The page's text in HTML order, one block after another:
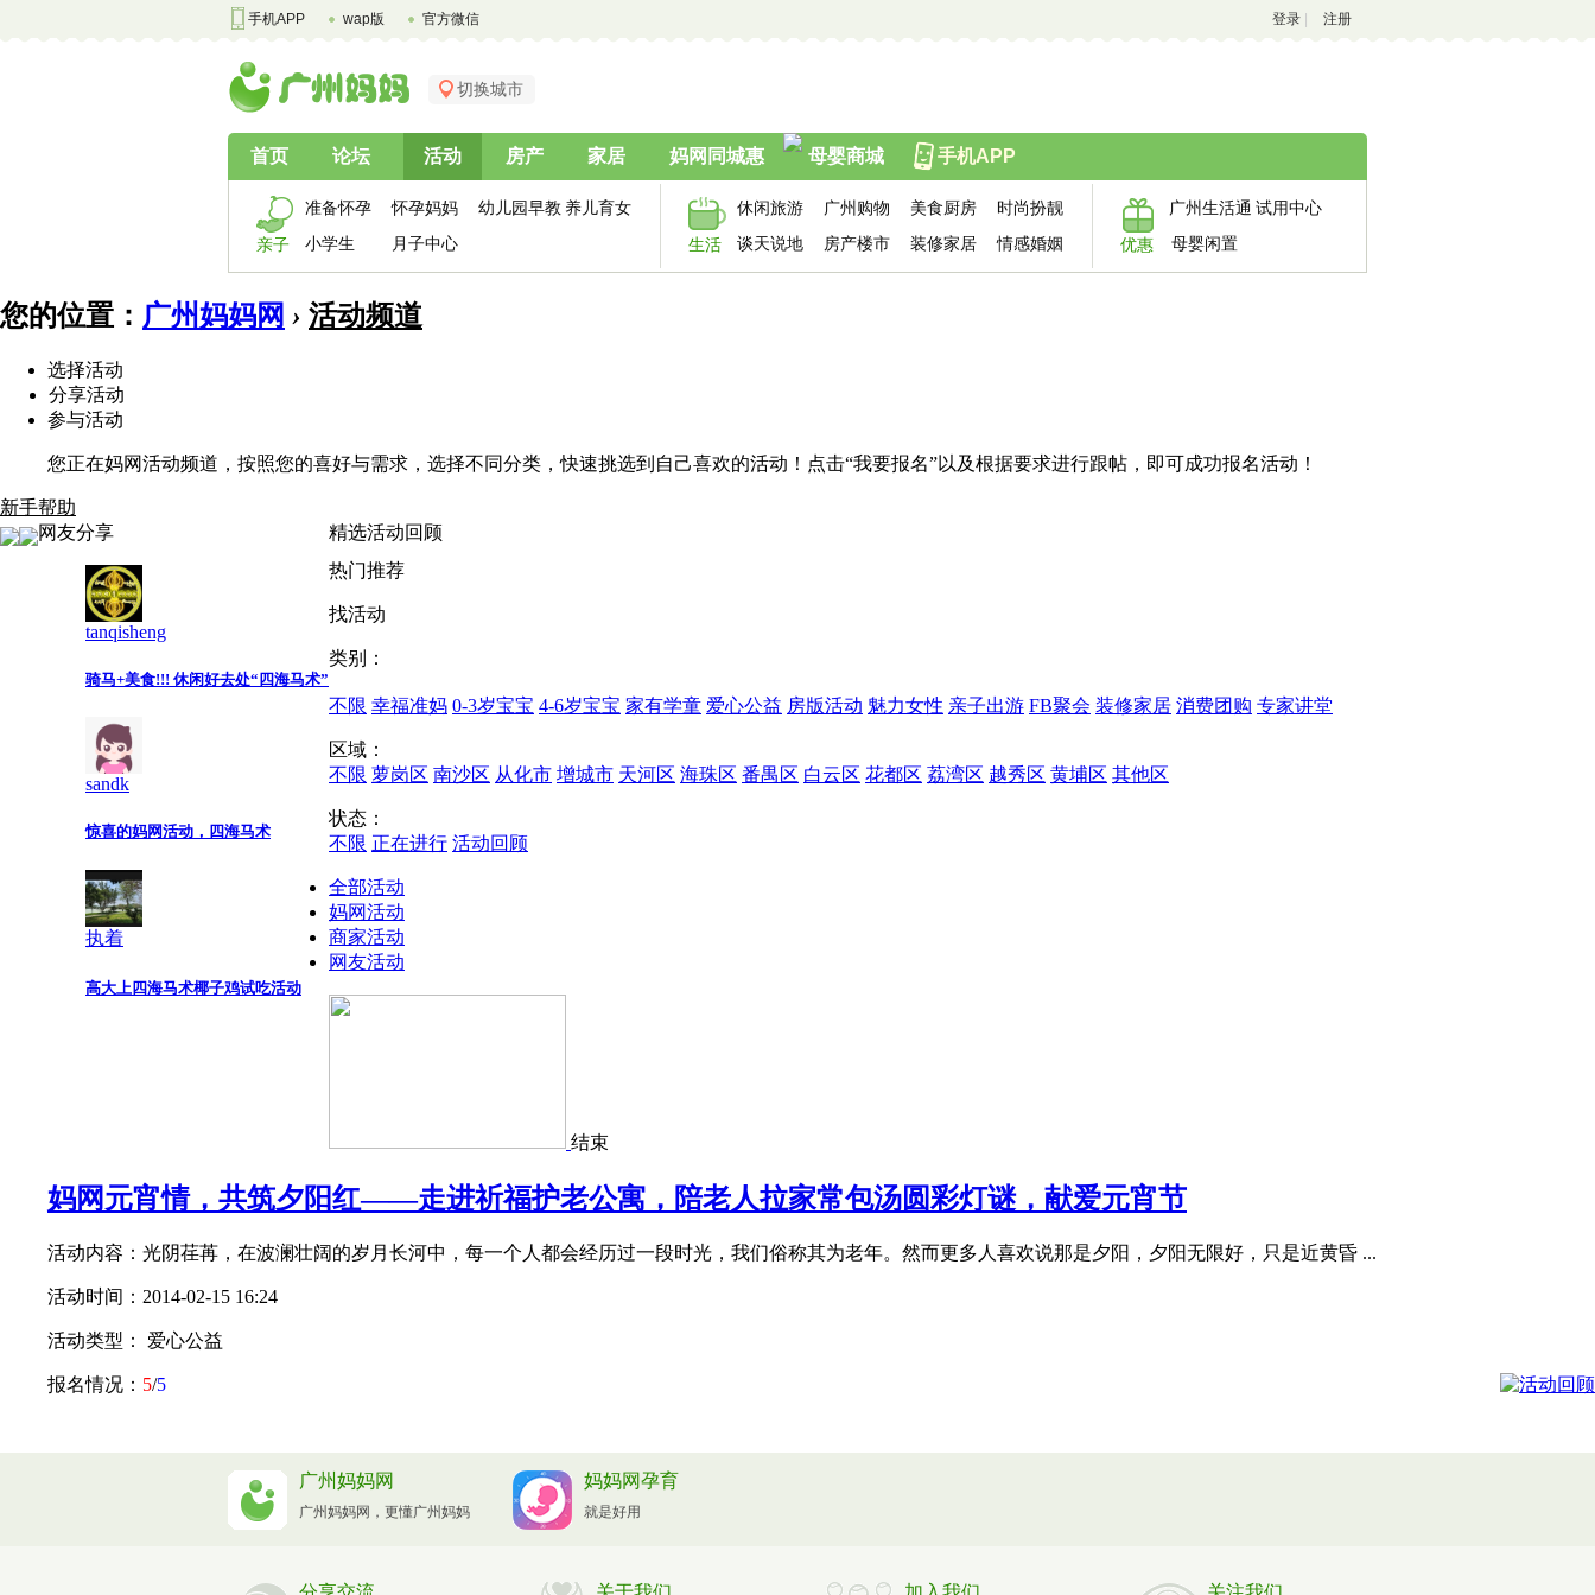
手机APP wap版 官方微信 登录 注册
切换城市
首页 论坛 活动 房产 家居 妈网同城惠 母婴商城 手机APP
亲子
准备怀孕 怀孕妈妈 幼儿园早教 养儿育女
小学生
月子中心 生活
休闲旅游 广州购物 美食厨房
时尚扮靓
谈天说地
房产楼市 装修家居 情感婚姻 优惠
广州生活通 试用中心
母婴闲置
您的位置： 广州妈妈网 › 活动频道
选择活动
分享活动
参与活动
您正在妈网活动频道，按照您的喜好与需求，选择不同分类，快速挑选到自己喜欢的活动！点击“我要报名”以及根据要求进行跟帖，即可成功报名活动！
新手帮助
网友分享
tanqisheng
骑马+美食!!! 休闲好去处“四海马术”
sandk
惊喜的妈网活动，四海马术
执着
高大上四海马术椰子鸡试吃活动
精选活动回顾
热门推荐
找活动
类别：
不限 幸福准妈 0-3岁宝宝 4-6岁宝宝 家有学童 爱心公益 房版活动 魅力女性 亲子出游 FB聚会 装修家居 消费团购 专家讲堂
区域：
不限 萝岗区 南沙区 从化市 增城市 天河区 海珠区 番禺区 白云区 花都区 荔湾区 越秀区 黄埔区 其他区
状态：
不限 正在进行 活动回顾
全部活动
妈网活动
商家活动
网友活动
结束
妈网元宵情，共筑夕阳红——走进祈福护老公寓，陪老人拉家常包汤圆彩灯谜，献爱元宵节
活动内容：光阴荏苒，在波澜壮阔的岁月长河中，每一个人都会经历过一段时光，我们俗称其为老年。然而更多人喜欢说那是夕阳，夕阳无限好，只是近黄昏 ...
活动时间：2014-02-15 16:24
活动类型： 爱心公益
报名情况： 5/5
广州妈妈网
广州妈妈网，更懂广州妈妈
妈妈网孕育
就是好用